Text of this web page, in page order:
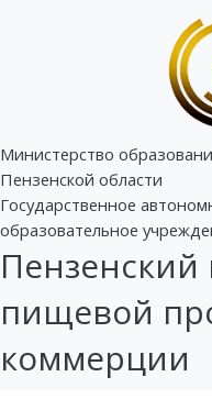
Министерство
Пензенской области
Государственное
образовательное
Пензенский
пищевой
коммерции